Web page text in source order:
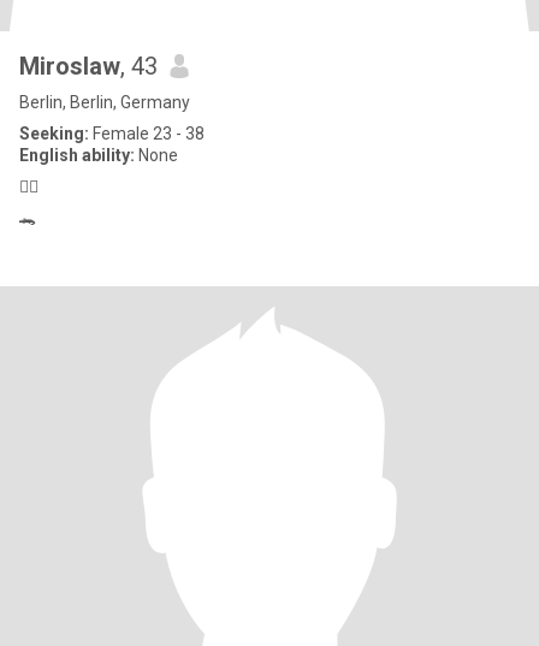
Miroslaw, 43
Berlin, Berlin, Germany
Seeking: Female 23 - 38
English ability: None
🤷‍♂️
🐊